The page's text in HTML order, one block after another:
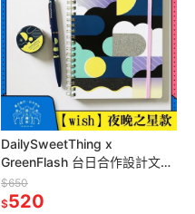
DailySweetThing x
GreenFlash 台日合作設計文具
【wish】夜晚之星款
$650
$520